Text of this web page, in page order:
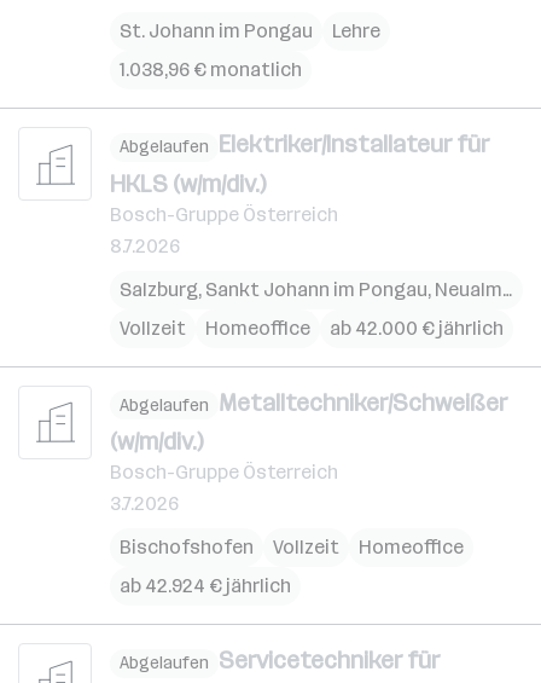
St. Johann im Pongau
Lehre
1.038,96 € monatlich
Abgelaufen Elektriker/Installateur für
HKLS (w/m/div.)
Bosch-Gruppe Österreich
8.7.2026
Salzburg, Sankt Johann im Pongau, Neualm,
Vollzeit
Homeoffice ab 42.000 € jährlich
Abgelaufen Metalltechniker/Schweißer
(w/m/div.)
Bosch-Gruppe Österreich
3.7.2026
Bischofshofen
Vollzeit
Homeoffice
ab 42.924 € jährlich
Abgelaufen Servicetechniker für